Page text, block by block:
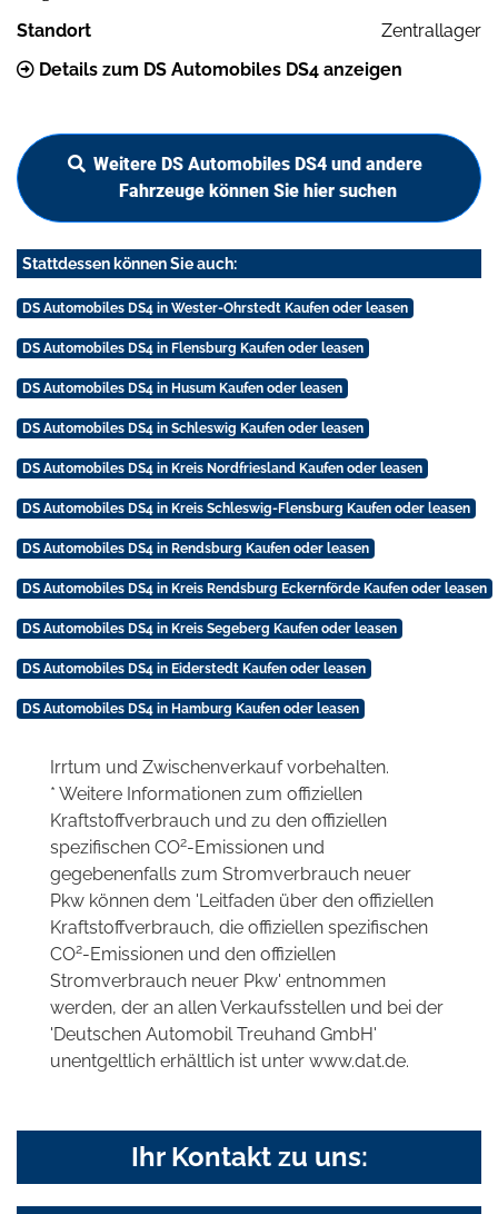
Standort
Zentrallager
Details zum DS Automobiles DS4 anzeigen
Weitere DS Automobiles DS4 und andere
Fahrzeuge können Sie hier suchen
Stattdessen können Sie auch:
DS Automobiles DS4 in Wester-Ohrstedt Kaufen oder leasen
DS Automobiles DS4 in Flensburg Kaufen oder leasen
DS Automobiles DS4 in Husum Kaufen oder leasen
DS Automobiles DS4 in Schleswig Kaufen oder leasen
DS Automobiles DS4 in Kreis Nordfriesland Kaufen oder leasen
DS Automobiles DS4 in Kreis Schleswig-Flensburg Kaufen oder leasen
DS Automobiles DS4 in Rendsburg Kaufen oder leasen
DS Automobiles DS4 in Kreis Rendsburg Eckernförde Kaufen oder leasen
DS Automobiles DS4 in Kreis Segeberg Kaufen oder leasen
DS Automobiles DS4 in Eiderstedt Kaufen oder leasen
DS Automobiles DS4 in Hamburg Kaufen oder leasen
Irrtum und Zwischenverkauf vorbehalten.
* Weitere Informationen zum offiziellen
Kraftstoffverbrauch und zu den offiziellen
spezifischen CO2-Emissionen und
gegebenenfalls zum Stromverbrauch neuer
Pkw können dem 'Leitfaden über den offiziellen
Kraftstoffverbrauch, die offiziellen spezifischen
CO2-Emissionen und den offiziellen
Stromverbrauch neuer Pkw' entnommen
werden, der an allen Verkaufsstellen und bei der
'Deutschen Automobil Treuhand GmbH'
unentgeltlich erhältlich ist unter www.dat.de.
Ihr Kontakt zu uns: